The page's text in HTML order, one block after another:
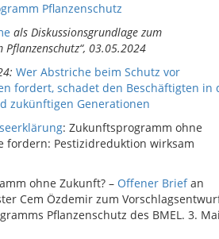
Pflanzenschutz
als Diskussionsgrundlage zum
03.05.2024
: Wer Abstriche beim Schutz vor
fordert, schadet den Beschäftigten in
zukünftigen Generationen
: Zukunftsprogramm ohne
fordern: Pestizidreduktion wirksam
ohne Zukunft? – Offener Briefan
Cem Özdemir zum
Pflanzenschutz des BMEL. 3.